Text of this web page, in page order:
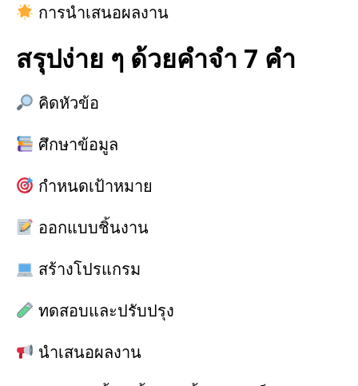
การนำเสนอผลงาน
สรุปง่าย ๆ ด้วยคำจำ 7 คำ
คิดหัวข้อ
ศึกษาข้อมูล
กำหนดเป้าหมาย
ออกแบบชิ้นงาน
สร้างโปรแกรม
ทดสอบและปรับปรุง
นำเสนอผลงาน